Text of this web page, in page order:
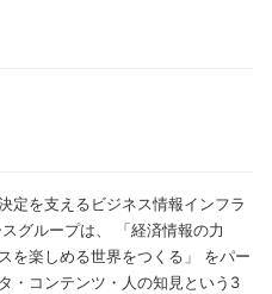
定を支えるビジネス情報インフラ
グループは、 「経済情報の力
を楽しめる世界をつくる」 をパー
・コンテンツ・人の知見という3